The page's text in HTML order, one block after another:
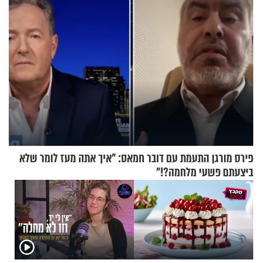
פירס מורגן התעמת עם דובר חמאס: "איך אתה מעז לומר שלא
ביצעתם פשעי מלחמה?!"